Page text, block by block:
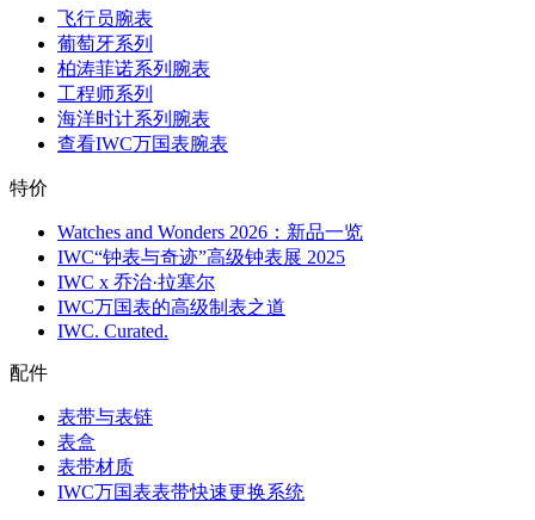
飞行员腕表
葡萄牙系列
柏涛菲诺系列腕表
工程师系列
海洋时计系列腕表
查看IWC万国表腕表
特价
Watches and Wonders 2026：新品一览
IWC“钟表与奇迹”高级钟表展 2025
IWC x 乔治·拉塞尔
IWC万国表的高级制表之道
IWC. Curated.
配件
表带与表链
表盒
表带材质
IWC万国表表带快速更换系统